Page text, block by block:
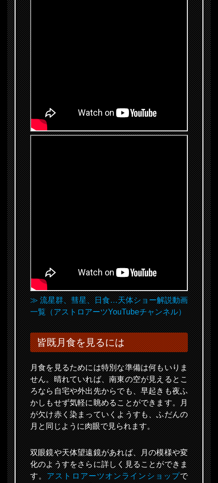
≫ 流星群、彗星、日食…天体ショー解説動画
一覧（アストロアーツYouTubeチャンネル）
皆既月食を見るには
月食を見るためには特別な準備は何もいりま
せん。晴れていれば、南東の空が見えるとこ
ろなら自宅や外出先からでも、早起きも夜ふ
かしもせず気軽に眺めることができます。月
が欠け赤く染まっていくようすも、ふだんの
月と同じように肉眼で見られます。
双眼鏡や天体望遠鏡があれば、月の模様や変
化のようすをさらに詳しく見ることができま
す。アストロアーツオンラインショップで